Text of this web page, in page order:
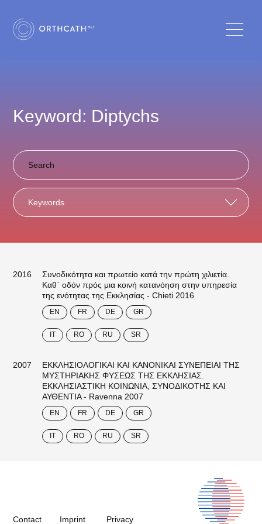
Keyword: Diptychs
Keywords
2016
Συνοδικότητα και πρωτείο κατά την πρώτη χιλιετία.
Καθ᾽ οδόν πρός μια κοινή κατανόηση στην υπηρεσία
της ενότητας της Εκκλησίας - Chieti 2016
EN FR DE GR
IT RO RU SR
2007
ΕΚΚΛΗΣΙΟΛΟΓΙΚΑΙ ΚΑΙ ΚΑΝΟΝΙΚΑΙ ΣΥΝΕΠΕΙΑΙ ΤΗΣ
ΜΥΣΤΗΡΙΑΚΗΣ ΦΥΣΕΩΣ ΤΗΣ ΕΚΚΛΗΣΙΑΣ.
ΕΚΚΛΗΣΙΑΣΤΙΚΗ ΚΟΙΝΩΝΙΑ, ΣΥΝΟΔΙΚΟΤΗΣ ΚΑΙ
ΑΥΘΕΝΤΙΑ - Ravenna 2007
EN FR DE GR
IT RO RU SR
Contact Imprint Privacy